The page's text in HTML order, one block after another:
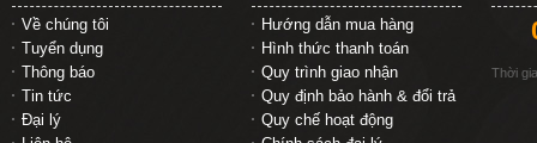
Về chúng tôi
Tuyển dụng
Thông báo
Tin tức
Đại lý
Hướng dẫn mua hàng
Hình thức thanh toán
Quy trình giao nhận
Quy định bảo hành & đổi trả
Quy chế hoạt động
Thời